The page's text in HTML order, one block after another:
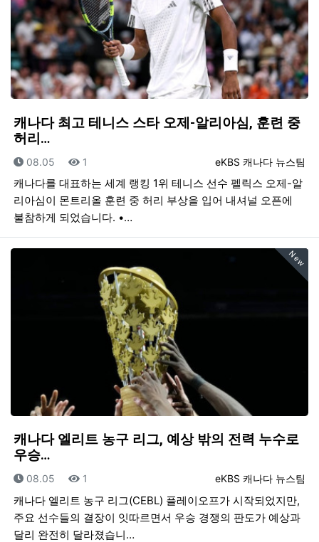
캐나다 최고 테니스 스타 오제-알리아심, 훈련 중
허리…
등록자
eKBS 캐나다 뉴스팀
등록일
08.05 조회
1
캐나다를 대표하는 세계 랭킹 1위 테니스 선수 펠릭스 오제-알
리아심이 몬트리올 훈련 중 허리 부상을 입어 내셔널 오픈에
불참하게 되었습니다. •…
New
캐나다 엘리트 농구 리그, 예상 밖의 전력 누수로
우승…
등록자
eKBS 캐나다 뉴스팀
등록일
08.05 조회
1
캐나다 엘리트 농구 리그(CEBL) 플레이오프가 시작되었지만,
주요 선수들의 결장이 잇따르면서 우승 경쟁의 판도가 예상과
달리 완전히 달라졌습니…